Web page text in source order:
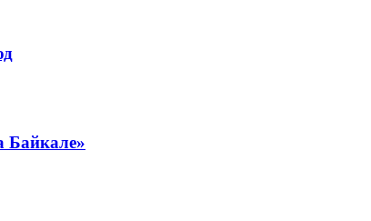
Байкале»